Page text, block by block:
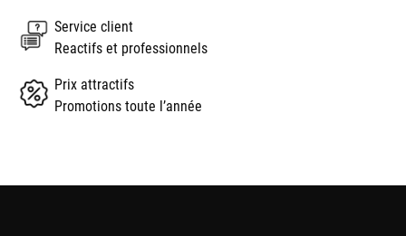
Service client
Reactifs et professionnels
Prix attractifs
Promotions toute l’année